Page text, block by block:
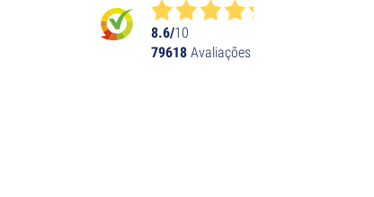
8.6/10
79618 Avaliações